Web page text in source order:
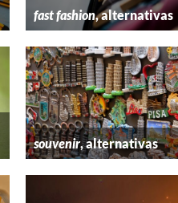
fast fashion, alternativas
souvenir, alternativas